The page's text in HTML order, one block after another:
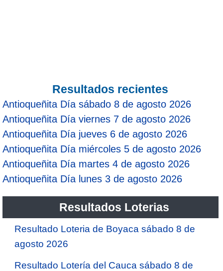
Resultados recientes
Antioqueñita Día sábado 8 de agosto 2026
Antioqueñita Día viernes 7 de agosto 2026
Antioqueñita Día jueves 6 de agosto 2026
Antioqueñita Día miércoles 5 de agosto 2026
Antioqueñita Día martes 4 de agosto 2026
Antioqueñita Día lunes 3 de agosto 2026
Resultados Loterias
Resultado Loteria de Boyaca sábado 8 de
agosto 2026
Resultado Lotería del Cauca sábado 8 de